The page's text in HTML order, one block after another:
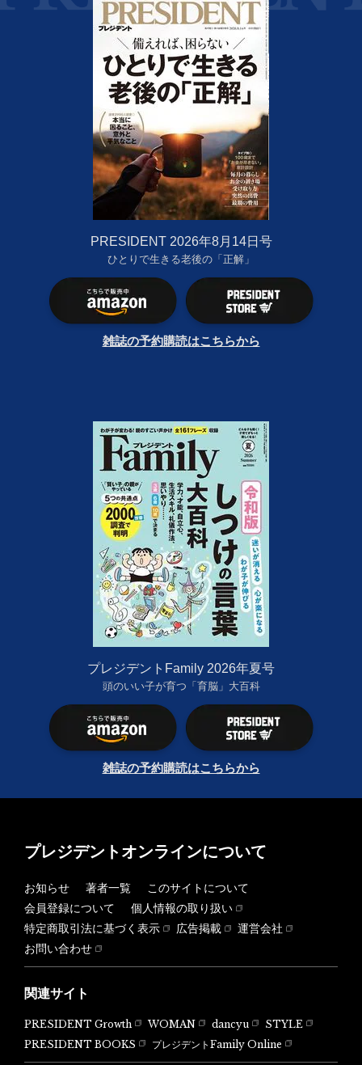
PRESIDENT 2026年8月14日号
ひとりで生きる老後の「正解」
雑誌の予約購読はこちらから
プレジデントFamily 2026年夏号
頭のいい子が育つ「育脳」大百科
雑誌の予約購読はこちらから
プレジデントオンラインについて
お知らせ 著者一覧
このサイトについて
会員登録について
個人情報の取り扱い
特定商取引法に基づく表示
広告掲載
運営会社
お問い合わせ
関連サイト
PRESIDENT Growth WOMAN dancyu
STYLE
PRESIDENT BOOKS
プレジデントFamily Online